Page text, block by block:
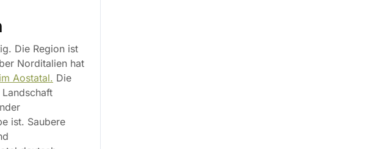
Die Region ist
Norditalien hat
Aostatal. Die
ist. Saubere